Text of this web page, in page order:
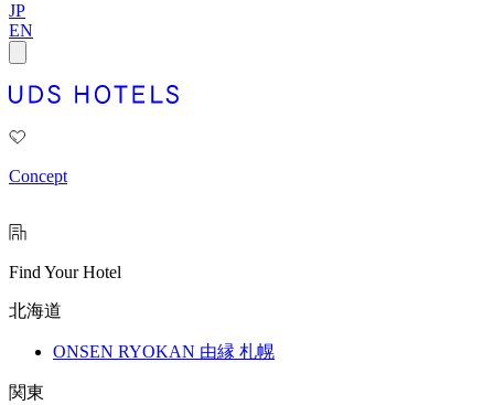
JP
EN
Concept
Find Your Hotel
北海道
ONSEN RYOKAN 由縁 札幌
関東